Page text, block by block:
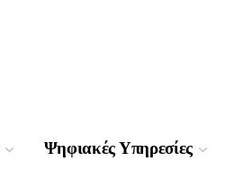
Ψηφιακές Υπηρεσίες